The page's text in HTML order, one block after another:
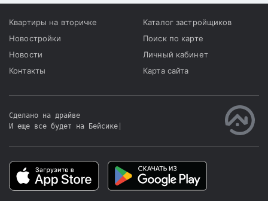
среды.
Квартиры на вторичке
Новостройки
Новости
Контакты
Каталог застройщиков
Поиск по карте
Личный кабинет
Карта сайта
Сделано на драйве
И еще все будет на Бейсике